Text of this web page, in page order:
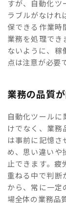
すが、自動化ツ
ラブルがなけれ
保できる作業時
業務を処理でき
ないように、稼
点は注意が必要
業務の品質
自動化ツールに
けでなく、業務
は事前に記憶さ
め、思い違いや
止できます。疲
重ねる中で判断
から、常に一定
場全体の業務品